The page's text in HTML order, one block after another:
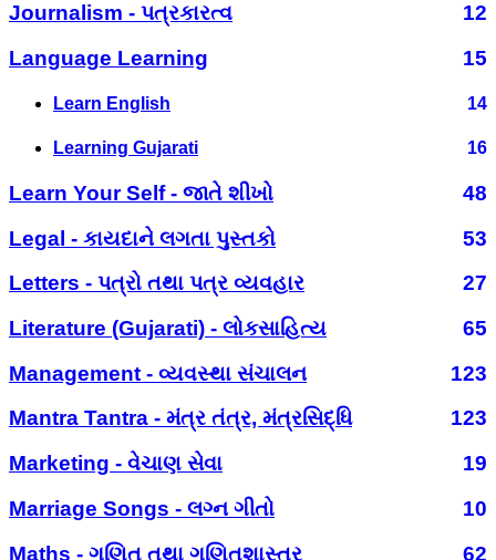
Journalism - પત્રકારત્વ
12
Language Learning
15
Learn English 14
Learning Gujarati 16
Learn Your Self - જાતે શીખો
48
Legal - કાયદાને લગતા પુસ્તકો
53
Letters - પત્રો તથા પત્ર વ્યવહાર
27
Literature (Gujarati) - લોકસાહિત્ય
65
Management - વ્યવસ્થા સંચાલન
123
Mantra Tantra - મંત્ર તંત્ર, મંત્રસિદ્ધિ
123
Marketing - વેચાણ સેવા
19
Marriage Songs - લગ્ન ગીતો
10
Maths - ગણિત તથા ગણિતશાસ્ત્ર
62